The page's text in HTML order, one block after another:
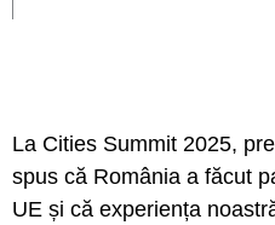
La Cities Summit 2025,
spus că România a făcut
UE și că experiența